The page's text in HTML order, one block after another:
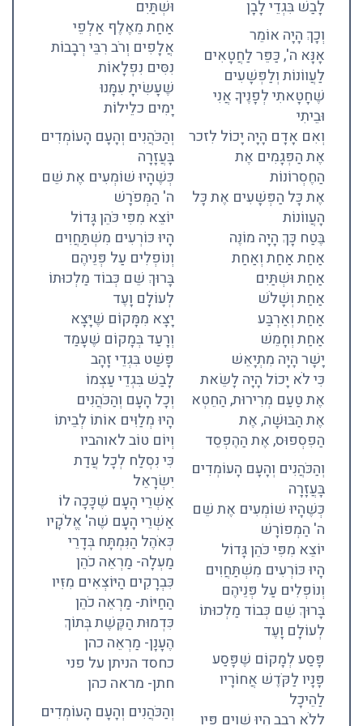
לָבַשׁ בִּגְדֵי לָבָן
וְכָךְ הָיָה אוֹמֵר
אָנָּא ה', כַּפֵּר לַחֲטָאִים
לַעֲווֹנוֹת וְלַפְּשָׁעִים
שֶׁחָטָאתִי לְפָנֶיךָ אֲנִי
וּבֵיתִי
וְאִם אָדָם הָיָה יָכוֹל לִזכר
אֶת הַפְּגָמִים אֶת
הַחֶסְרוֹנוֹת
אֶת כָּל הַפְּשָׁעִים אֶת כָּל
הָעֲווֹנוֹת
בֶּטַח כָּךְ הָיָה מוֹנֶה
אַחַת אַחַת וְאַחַת
אַחַת וּשְׁתַּיִם
אַחַת וְשָׁלֹשׁ
אַחַת וְאַרְבַּע
אַחַת וְחָמֵשׁ
יָשָׁר הָיָה מִתְיָאֵשׁ
כִּי לֹא יָכוֹל הָיָה לָשֵׂאת
אֶת טַעַם מְרִירוּת, הַחֵטְא
אֶת הַבּוּשָׁה, אֶת
הַפִסְפוּס, אֶת הַהֶפְסֵד
וְהַכֹּהֲנִים וְהָעָם הָעוֹמְדִים
בָּעֲזָרָה
כְּשֶׁהָיוּ שׁוֹמְעִים אֶת שֵׁם
ה' הַמְפוֹרָשׁ
יוֹצֵא מִפִּי כֹּהֵן גָּדוֹל
הָיוּ כּוֹרְעִים מִשְׁתַּחֲוִים
וְנוֹפְלִים עַל פְּנֵיהֶם
בָּרוּךְ שֵׁם כְּבוֹד מַלְכוּתוֹ
לְעוֹלָם וָעֶד
פָּסַע לְמָקוֹם שֶׁפָּסַע
פָּנָיו לַקֹּדֶשׁ אֲחוֹרָיו
לַהֵיכָל
לְלֹא רְבָב הָיוּ שָׁוִים פִּיו
וּשְׁתַּיִם
אַחַת מֵאֶלֶף אַלְפֵי
אֲלָפִים וְרֹב רִבֵּי רְבָבוֹת
נִסִּים נִפְלָאוֹת
שֶׁעָשִׂיתָ עִמָּנוּ
יָמִים כלֵילוֹת
וְהַכֹּהֲנִים וְהָעָם הָעוֹמְדִים
בָּעֲזָרָה
כְּשֶׁהָיוּ שׁוֹמְעִים אֶת שֵׁם
ה' הַמְּפֹרָשׁ
יוֹצֵא מִפִּי כֹּהֵן גָּדוֹל
הָיוּ כּוֹרְעִים מִשְׁתַּחֲוִים
וְנוֹפְלִים עַל פְּנֵיהֶם
בָּרוּךְ שֵׁם כְּבוֹד מַלְכוּתוֹ
לְעוֹלָם וָעֶד
יָצָא מִמָּקוֹם שֶׁיָּצָא
וְרָעַד בְּמָקוֹם שֶׁעָמַד
פָּשַׁט בִּגְדֵי זָהָב
לָבַשׁ בִּגְדֵי עַצְמוֹ
וְכָל הָעָם וְהַכֹּהֲנִים
הָיוּ מְלַוִּים אוֹתוֹ לְבֵיתוֹ
וְיוֹם טוֹב לאוהביו
כִּי נִסְלַח לְכָל עֲדַת
יִשְׂרָאֵל
אַשְׁרֵי הָעָם שֶׁכָּכָה לוֹ
אַשְׁרֵי הָעָם שֶׁה' אֱלֹקָיו
כְּאֹהֶל הַנִּמְתָּח בְּדָרֵי
מַעְלָה- מַרְאֵה כֹהֵן
כִּבְרָקִים הַיּוֹצְאִים מִזִּיו
הַחַיּוֹת- מַרְאֵה כֹהֵן
כִּדְמוּת הַקֶּשֶׁת בְּתוֹךְ
הֶעָנָן- מַרְאֵה כהן
כחסד הניתן על פני
חתן- מראה כהן
וְהַכֹּהֲנִים וְהָעָם הָעוֹמְדִים